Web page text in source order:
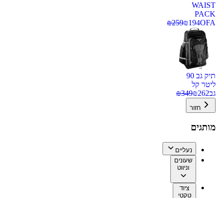
WAIST
PACK
OFA
₪194
₪259
תיק גב 90
ליטר קל
גב
₪262
₪349
חזור
מותגים
נעליים
שעונים
וניווט
ציוד
טקטי